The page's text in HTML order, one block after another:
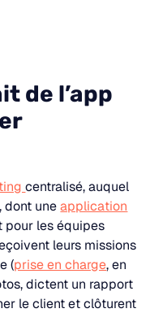
de l’app
centralisé, auquel
dont uneapplication
pour les équipes
leurs missions
(prise en charge, en
dictent un rapport
le client et clôturent